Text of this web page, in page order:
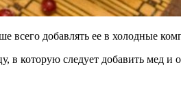
всего добавлять ее в холодные
в которую следует добавить мед